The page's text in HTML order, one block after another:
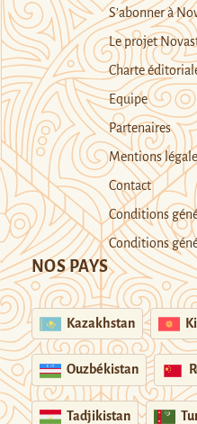
S’abonner à
Le projet
Charte
Equipe
Partenaires
Mentions
Contact
Conditions
Conditions
NOS PAYS
Kazakhstan
Ouzbékistan
Tadjikistan